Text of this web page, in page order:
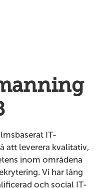
IT-
att leverera kvalitativ,
inom områdena
Vi har lång
och social IT-